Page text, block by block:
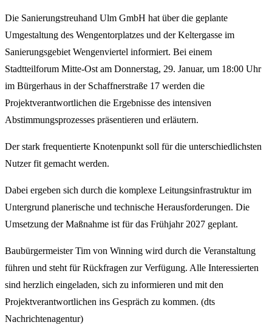
Die Sanierungstreuhand Ulm GmbH hat über die geplante
Umgestaltung des Wengentorplatzes und der Keltergasse im
Sanierungsgebiet Wengenviertel informiert. Bei einem
Stadtteilforum Mitte-Ost am Donnerstag, 29. Januar, um 18:00 Uhr
im Bürgerhaus in der Schaffnerstraße 17 werden die
Projektverantwortlichen die Ergebnisse des intensiven
Abstimmungsprozesses präsentieren und erläutern.
Der stark frequentierte Knotenpunkt soll für die unterschiedlichsten
Nutzer fit gemacht werden.
Dabei ergeben sich durch die komplexe Leitungsinfrastruktur im
Untergrund planerische und technische Herausforderungen. Die
Umsetzung der Maßnahme ist für das Frühjahr 2027 geplant.
Baubürgermeister Tim von Winning wird durch die Veranstaltung
führen und steht für Rückfragen zur Verfügung. Alle Interessierten
sind herzlich eingeladen, sich zu informieren und mit den
Projektverantwortlichen ins Gespräch zu kommen. (dts
Nachrichtenagentur)